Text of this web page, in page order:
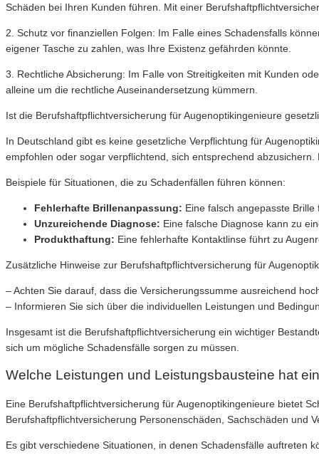
Schäden bei Ihren Kunden führen. Mit einer
2. Schutz vor finanziellen Folgen: Im Falle eines Schadensfalls
eigener Tasche zu zahlen, was Ihre Existenz gefährden könnte.
3. Rechtliche Absicherung: Im Falle von Streitigkeiten mit Kunden
alleine um die rechtliche Auseinandersetzung kümmern.
Ist die Berufshaftpflichtversicherung für Augenoptikingenieure
In Deutschland gibt es keine gesetzliche Verpflichtung für
empfohlen oder sogar verpflichtend, sich entsprechend
Beispiele für Situationen, die zu Schadenfällen führen können:
Fehlerhafte Brillenanpassung: Eine falsch angepasste
Unzureichende Diagnose: Eine falsche Diagnose kann zu
Produkthaftung: Eine fehlerhafte Kontaktlinse führt zu
Zusätzliche Hinweise zur Berufshaftpflichtversicherung für
– Achten Sie darauf, dass die Versicherungssumme ausreichend
– Informieren Sie sich über die individuellen Leistungen und
Insgesamt ist die Berufshaftpflichtversicherung ein wichtiger
sich um mögliche Schadensfälle sorgen zu müssen.
Welche Leistungen und Leistungsbausteine hat
Eine Berufshaftpflichtversicherung für Augenoptikingenieure bietet
Berufshaftpflichtversicherung Personenschäden, Sachschäden und
Es gibt verschiedene Situationen, in denen Schadensfälle auftreten